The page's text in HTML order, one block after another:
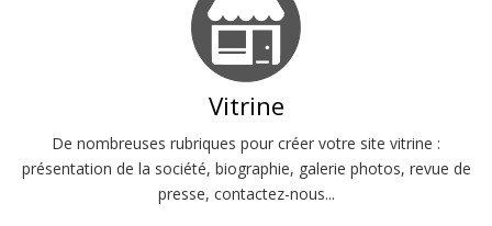
Vitrine
De nombreuses rubriques pour créer votre site vitrine :
présentation de la société, biographie, galerie photos, revue de
presse, contactez-nous...